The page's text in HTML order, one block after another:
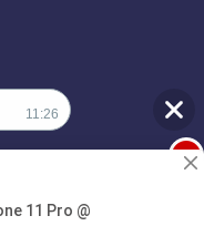
11:26
1